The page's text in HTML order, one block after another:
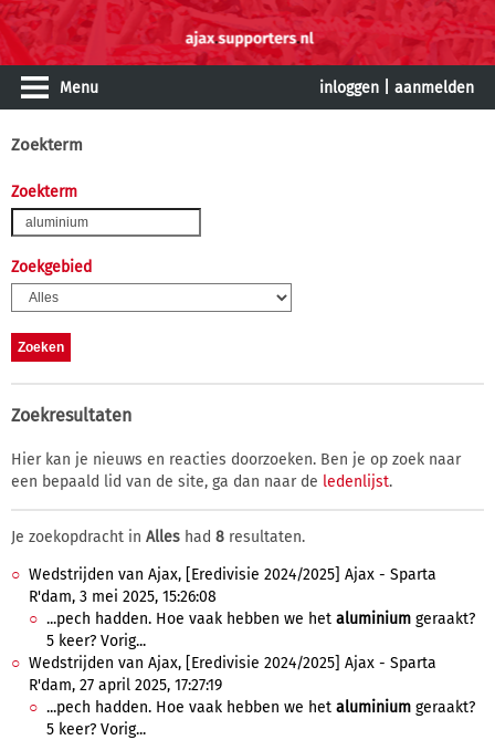
Menu inloggen aanmelden
Zoekterm
Zoekterm
Zoekgebied
Zoekresultaten
Hier kan je nieuws en reacties doorzoeken. Ben je op zoek naar
een bepaald lid van de site, ga dan naar de ledenlijst.
Je zoekopdracht in Alles had 8 resultaten.
Wedstrijden van Ajax, [Eredivisie 2024/2025] Ajax - Sparta
R'dam, 3 mei 2025, 15:26:08
...pech hadden. Hoe vaak hebben we het aluminium geraakt?
5 keer? Vorig...
Wedstrijden van Ajax, [Eredivisie 2024/2025] Ajax - Sparta
R'dam, 27 april 2025, 17:27:19
...pech hadden. Hoe vaak hebben we het aluminium geraakt?
5 keer? Vorig...